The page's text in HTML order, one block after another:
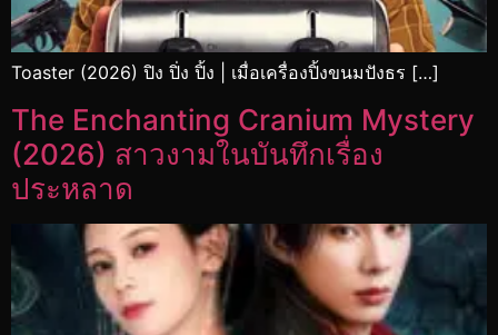
Toaster (2026) ปิง ปิ่ง ปิ้ง | เมื่อเครื่องปิ้งขนมปังธร […]
The Enchanting Cranium Mystery
(2026) สาวงามในบันทึกเรื่อง
ประหลาด